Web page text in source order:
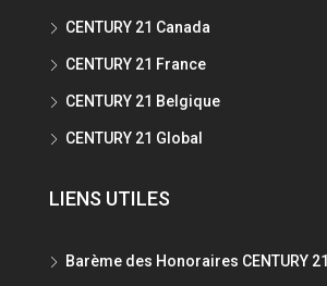
CENTURY 21 Canada
CENTURY 21 France
CENTURY 21 Belgique
CENTURY 21 Global
LIENS UTILES
Barème des Honoraires CENTURY 21